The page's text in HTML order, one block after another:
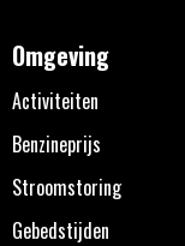
Omgeving
Activiteiten
Benzineprijs
Stroomstoring
Gebedstijden